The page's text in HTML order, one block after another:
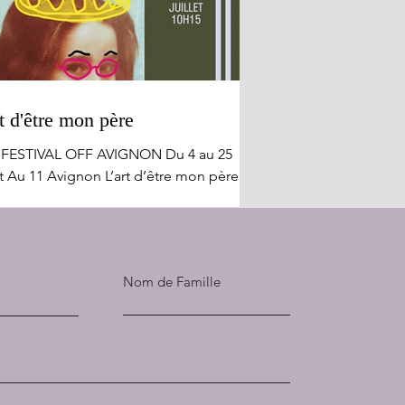
d'être mon père
OFF AVIGNON Du 4 au 25
Au 11 Avignon L’art d’être mon père
tout autant qu'elle amusera. Julie
Nom de Famille